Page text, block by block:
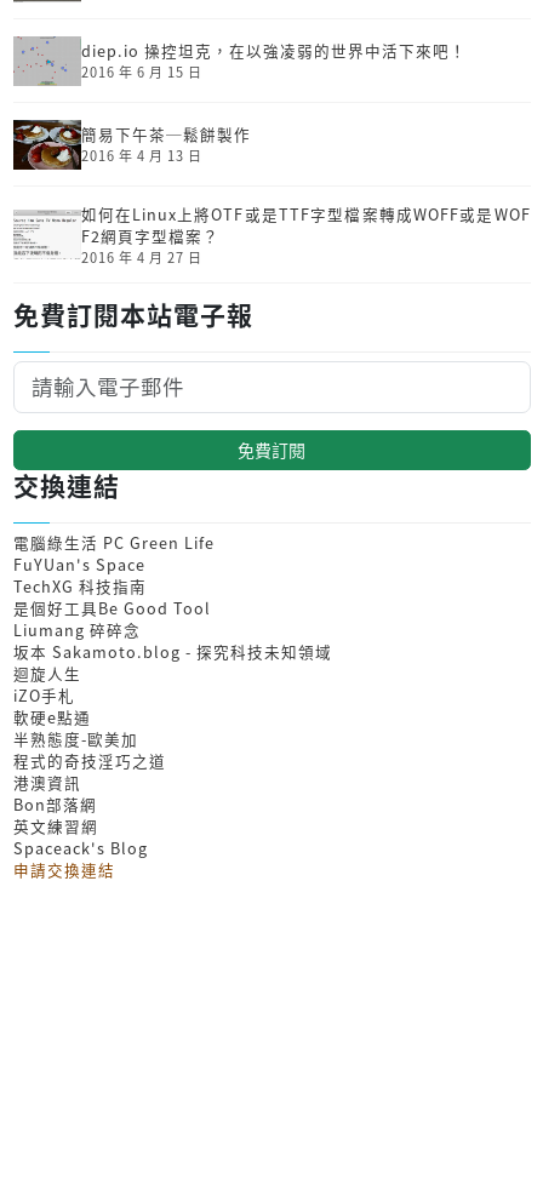
diep.io 操控坦克，在以強凌弱的世界中活下來吧！
2016 年 6 月 15 日
簡易下午茶─鬆餅製作
2016 年 4 月 13 日
如何在Linux上將OTF或是TTF字型檔案轉成WOFF或是WOF
F2網頁字型檔案？
2016 年 4 月 27 日
免費訂閱本站電子報
免費訂閱
交換連結
電腦綠生活 PC Green Life
FuYUan's Space
TechXG 科技指南
是個好工具Be Good Tool
Liumang 碎碎念
坂本 Sakamoto.blog - 探究科技未知領域
迴旋人生
iZO手札
軟硬e點通
半熟態度-歐美加
程式的奇技淫巧之道
港澳資訊
Bon部落網
英文練習網
Spaceack's Blog
申請交換連結